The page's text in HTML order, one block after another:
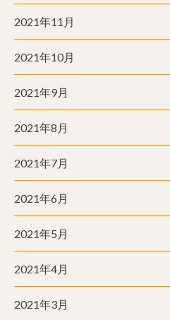
2021年11月
2021年10月
2021年9月
2021年8月
2021年7月
2021年6月
2021年5月
2021年4月
2021年3月